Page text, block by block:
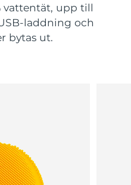
vattentät, upp till
laddning och
bytas ut.